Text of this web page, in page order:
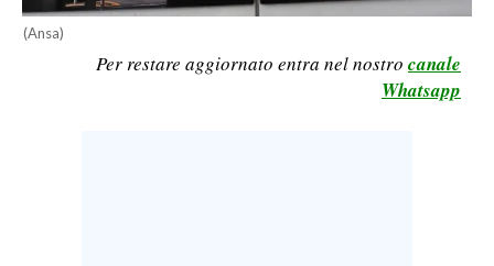
LAVORO
(Ansa)
Per restare aggiornato entra nel nostro canale
Whatsapp